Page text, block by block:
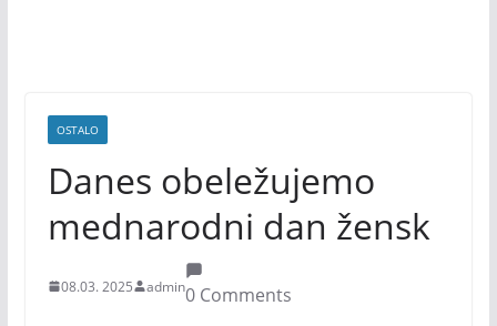
OSTALO
Danes obeležujemo
mednarodni dan žensk
08.03. 2025 admin0 Comments